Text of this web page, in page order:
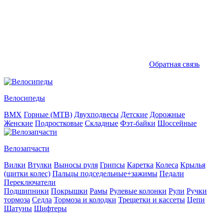
Обратная связь
Велосипеды
BMX Горные (MTB) Двухподвесы Детские Дорожные
Женские Подростковые Складные Фэт-байки Шоссейные
Велозапчасти
Вилки Втулки Выносы руля Грипсы Каретка Колеса Крылья
(щитки колес) Пальцы подседельные+зажимы Педали
Переключатели
Подшипники Покрышки Рамы Рулевые колонки Рули Ручки
тормоза Седла Тормоза и колодки Трещетки и кассеты Цепи
Шатуны Шифтеры